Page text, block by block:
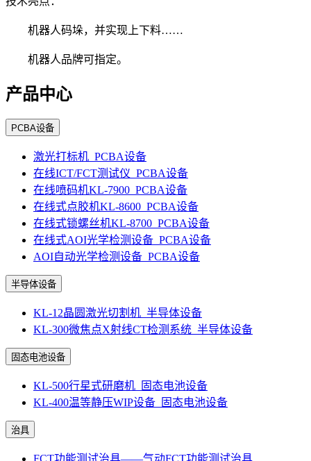
机器人码垛，并实现上下料……
机器人品牌可指定。
产品中心
PCBA设备
激光打标机_PCBA设备
在线ICT/FCT测试仪_PCBA设备
在线喷码机KL-7900_PCBA设备
在线式点胶机KL-8600_PCBA设备
在线式锁螺丝机KL-8700_PCBA设备
在线式AOI光学检测设备_PCBA设备
AOI自动光学检测设备_PCBA设备
半导体设备
KL-12晶圆激光切割机_半导体设备
KL-300微焦点X射线CT检测系统_半导体设备
固态电池设备
KL-500行星式研磨机_固态电池设备
KL-400温等静压WIP设备_固态电池设备
治具
FCT功能测试治具——气动FCT功能测试治具